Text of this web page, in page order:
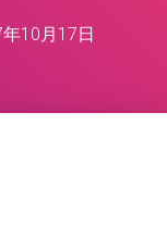
10月17日